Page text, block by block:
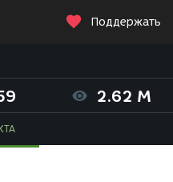
Поддержать
2.62 M